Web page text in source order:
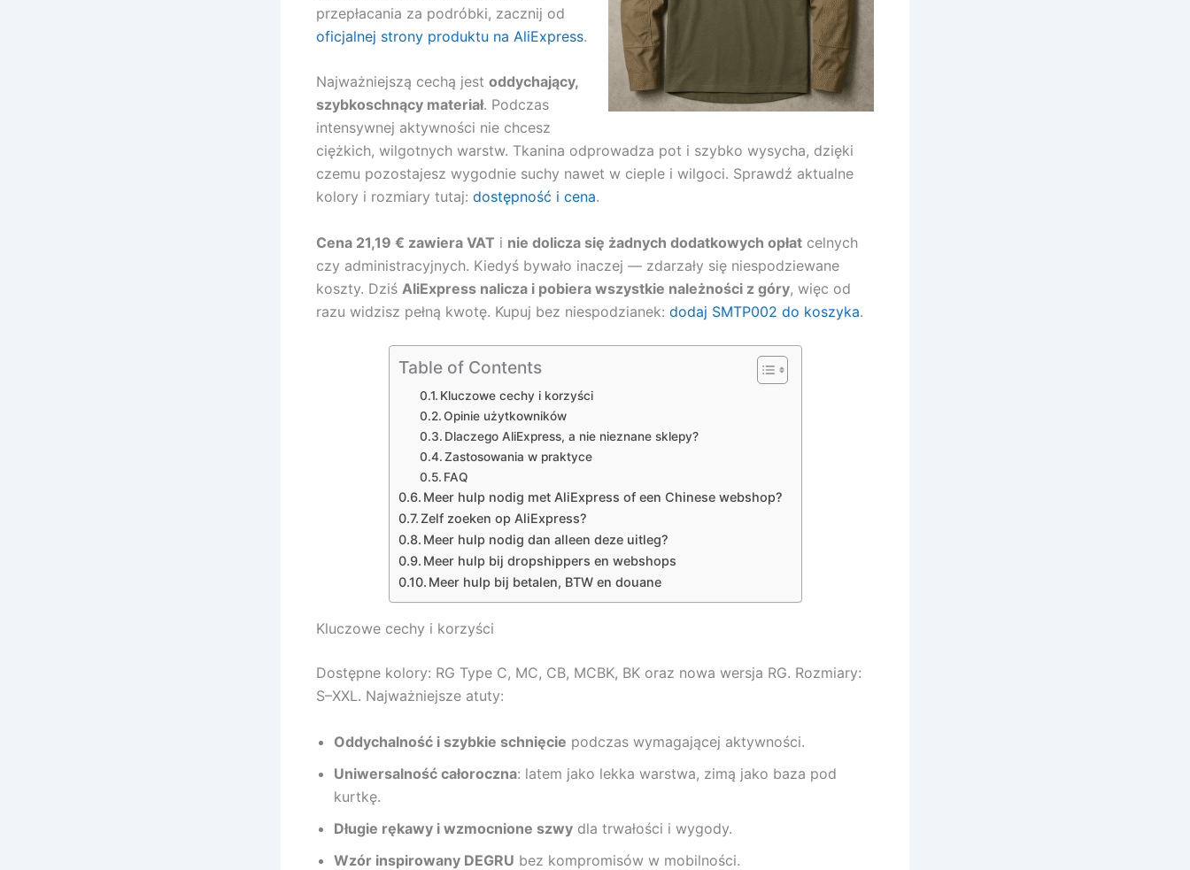
przepłacania za podróbki, zacznij od
oficjalnej strony produktu na AliExpress.
Najważniejszą cechą jest oddychający,
szybkoschnący materiał. Podczas
intensywnej aktywności nie chcesz
ciężkich, wilgotnych warstw. Tkanina odprowadza pot i szybko wysycha, dzięki
czemu pozostajesz wygodnie suchy nawet w cieple i wilgoci. Sprawdź aktualne
kolory i rozmiary tutaj: dostępność i cena.
Cena 21,19 € zawiera VAT i nie dolicza się żadnych dodatkowych opłat celnych
czy administracyjnych. Kiedyś bywało inaczej — zdarzały się niespodziewane
koszty. Dziś AliExpress nalicza i pobiera wszystkie należności z góry, więc od
razu widzisz pełną kwotę. Kupuj bez niespodzianek: dodaj SMTP002 do koszyka.
Table of Contents
Kluczowe cechy i korzyści
Opinie użytkowników
Dlaczego AliExpress, a nie nieznane sklepy?
Zastosowania w praktyce
FAQ
Meer hulp nodig met AliExpress of een Chinese webshop?
Zelf zoeken op AliExpress?
Meer hulp nodig dan alleen deze uitleg?
Meer hulp bij dropshippers en webshops
Meer hulp bij betalen, BTW en douane
Kluczowe cechy i korzyści
Dostępne kolory: RG Type C, MC, CB, MCBK, BK oraz nowa wersja RG. Rozmiary:
S–XXL. Najważniejsze atuty:
Oddychalność i szybkie schnięcie podczas wymagającej aktywności.
Uniwersalność całoroczna: latem jako lekka warstwa, zimą jako baza pod
kurtkę.
Długie rękawy i wzmocnione szwy dla trwałości i wygody.
Wzór inspirowany DEGRU bez kompromisów w mobilności.